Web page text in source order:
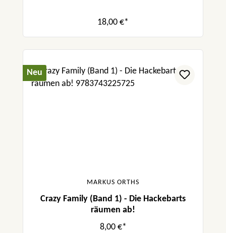
18,00 €*
Neu
MARKUS ORTHS
Crazy Family (Band 1) - Die Hackebarts
räumen ab!
8,00 €*